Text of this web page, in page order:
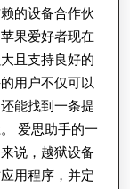
的设备合作伙
果爱好者现在
且支持良好的
用户不仅可以
能找到一条提
爱思助手的一
说，越狱设备
用程序，并定